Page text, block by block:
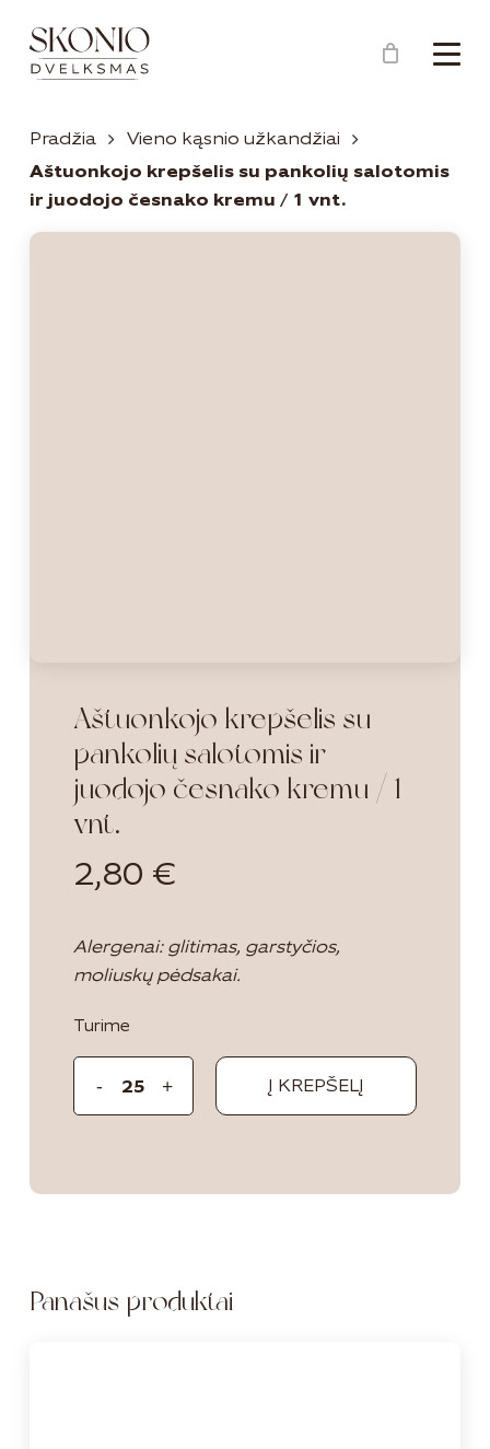
Menu
Krepšelis Close
Cart
Pradžia
Vieno kąsnio užkandžiai
Aštuonkojo krepšelis su pankolių salotomis
ir juodojo česnako kremu / 1 vnt.
Aštuonkojo krepšelis su
pankolių salotomis ir
juodojo česnako kremu / 1
vnt.
2,80 €
Alergenai: glitimas, garstyčios,
moliuskų pėdsakai.
Turime
Į KREPŠELĮ
Panašūs produktai